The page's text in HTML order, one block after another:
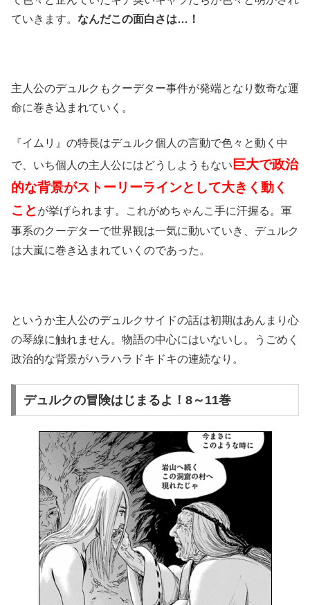
ていきます。 なんだこの面白さは…！
主人公のデュルクもクーデター事件が発端となり数奇な運
命に巻き込まれていく。
『イムリ』の特長はデュルク個人の言動で色々と動く中
で、いち個人の主人公にはどうしようもない 巨大で政治
的な背景がストーリーラインとして大きく動く
こと が挙げられます。これがめちゃんこ手に汗握る。軍
事系のクーデターで世界観は一気に動いていき、デュルク
は大嵐に巻き込まれていくのであった。
というか主人公のデュルクサイドの話は初期はあんまり心
の琴線に触れません。物語の中心にはいないし。うごめく
政治的な背景がハラハラドキドキの連続なり。
デュルクの冒険はじまるよ！8～11巻